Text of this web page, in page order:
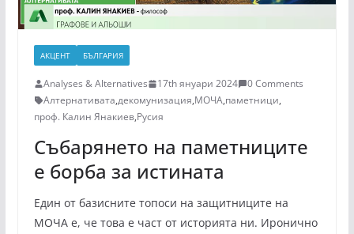
АКЦЕНТ БЪЛГАРИЯ
Analyses & Alternatives 17th януари 2024
0 Comments
Алтернативата,декомунизация,МОЧА,паметници,
проф. Калин Янакиев,Русия
Събарянето на паметниците
е борба за истината
Един от базисните топоси на защитниците на
МОЧА е, че това е част от историята ни. Иронично